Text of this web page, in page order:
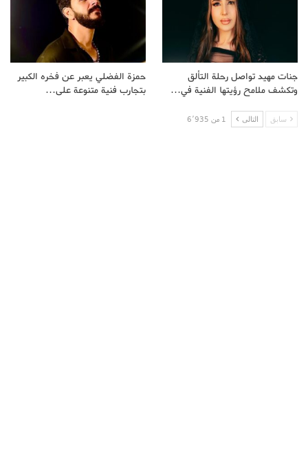
جنات مهيد تواصل رحلة التألق
وتكشف ملامح رؤيتها الفنية في…
حمزة الفضلي يعبر عن فخره الكبير
بتجارب فنية متنوعة على…
سابق التالى 1 من 6٬935